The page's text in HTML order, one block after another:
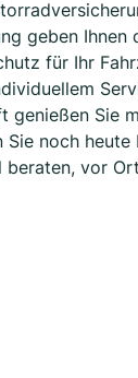
geben Ihnen
für Ihr
genießen Sie
Sie noch
beraten, vor